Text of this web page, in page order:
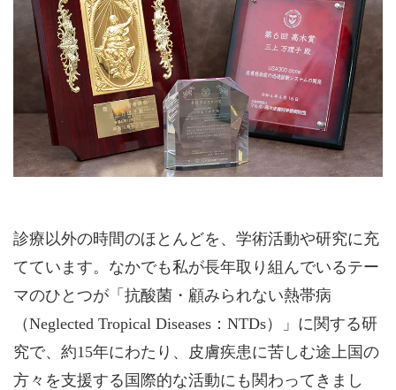
診療以外の時間のほとんどを、学術活動や研究に充
てています。なかでも私が長年取り組んでいるテー
マのひとつが「抗酸菌・顧みられない熱帯病
（Neglected Tropical Diseases：NTDs）」に関する研
究で、約15年にわたり、皮膚疾患に苦しむ途上国の
方々を支援する国際的な活動にも関わってきまし